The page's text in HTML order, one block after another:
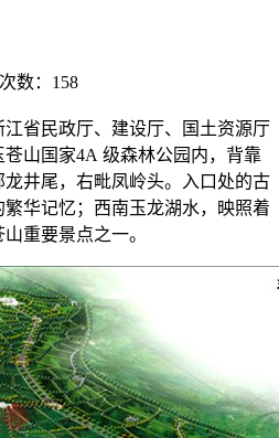
数： 158
省民政厅、建设厅、国土资源厅
山国家4A 级森林公园内，背靠
井尾，右毗凤岭头。入口处的古
华记忆；西南玉龙湖水，映照着
重要景点之一。